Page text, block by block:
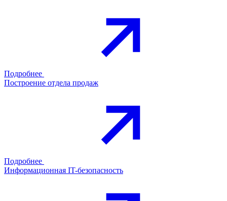
Подробнее
Построение отдела продаж
Подробнее
Информационная IT-безопасность